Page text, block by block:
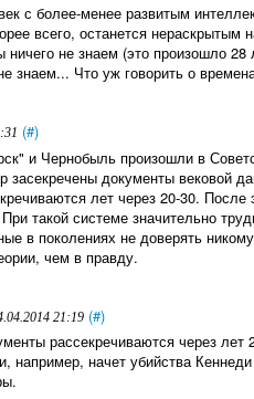
с более-менее развитым
всего, останется нераскрытым
ничего не знаем (это произошло
знаем... Что уж говорить о
(#)
и Чернобыль произошли в
засекречены документы вековой
лет через 20-30. После
такой системе значительно
в поколениях не доверять
чем в правду.
21:19 (#)
рассекречиваются через
например, начет убийства